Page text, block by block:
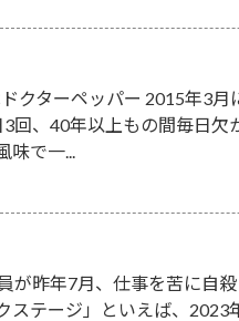
クターペッパー 2015年3
回、40年以上もの間毎日
で一...
昨年7月、仕事を苦に自
テージ」といえば、